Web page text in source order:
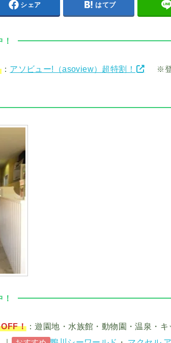
シェア はてブ
： アソビュー!（asoview）超特割！
※
！ ：遊園地・水族館・動物園・温泉・